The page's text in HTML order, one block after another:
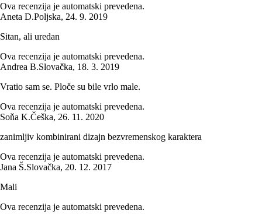
Ova recenzija je automatski prevedena.
Aneta D.Poljska, 24. 9. 2019
Sitan, ali uredan
Ova recenzija je automatski prevedena.
Andrea B.Slovačka, 18. 3. 2019
Vratio sam se. Ploče su bile vrlo male.
Ova recenzija je automatski prevedena.
Soňa K.Češka, 26. 11. 2020
zanimljiv kombinirani dizajn bezvremenskog karaktera
Ova recenzija je automatski prevedena.
Jana Š.Slovačka, 20. 12. 2017
Mali
Ova recenzija je automatski prevedena.